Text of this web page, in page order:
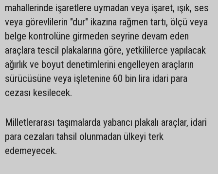
mahallerinde işaretlere uymadan veya işaret, ışık, ses
veya görevlilerin "dur" ikazına rağmen tartı, ölçü veya
belge kontrolüne girmeden seyrine devam eden
araçlara tescil plakalarına göre, yetkililerce yapılacak
ağırlık ve boyut denetimlerini engelleyen araçların
sürücüsüne veya işletenine 60 bin lira idari para
cezası kesilecek.
Milletlerarası taşımalarda yabancı plakalı araçlar, idari
para cezaları tahsil olunmadan ülkeyi terk
edemeyecek.